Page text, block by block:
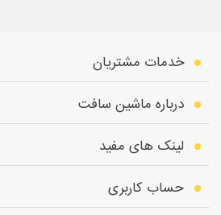
خدمات مشتریان
درباره ماشین سافت
لینک های مفید
حساب کاربری